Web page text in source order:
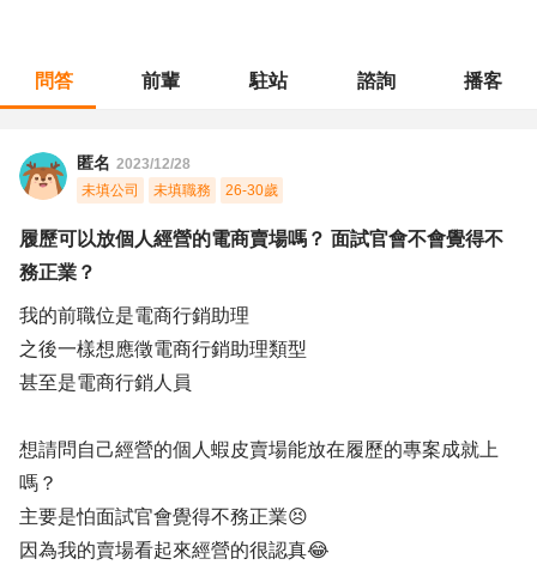
問答 前輩 駐站 諮詢 播客
匿名 2023/12/28
未填公司
未填職務 26-30歲
履歷可以放個人經營的電商賣場嗎？ 面試官會不會覺得不
務正業？
我的前職位是電商行銷助理
之後一樣想應徵電商行銷助理類型
甚至是電商行銷人員
想請問自己經營的個人蝦皮賣場能放在履歷的專案成就上
嗎？
主要是怕面試官會覺得不務正業😣
因為我的賣場看起來經營的很認真😂